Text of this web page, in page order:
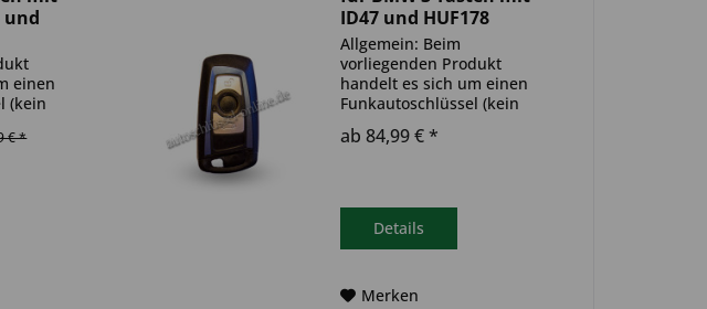
und
einen
(kein
darauf,
€ *
ID47 und HUF178
(Aftermarket Produkt)
Allgemein: Beim
vorliegenden Produkt
handelt es sich um einen
Funkautoschlüssel (kein
Original). Es ist eine
Wegfahrsperre
verbaut. Bitte achte darauf,
dass der Autoschlüssel
ab 84,99 € *
Details
Merken